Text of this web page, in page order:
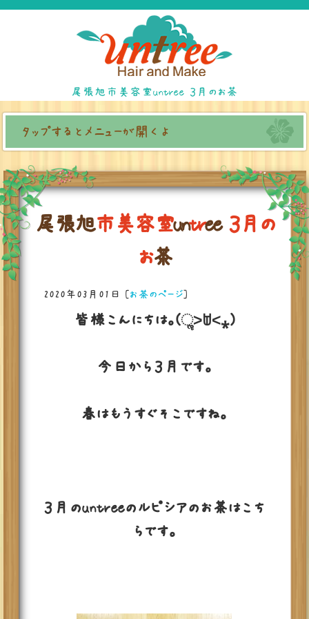
尾張旭市美容室untree ３月のお茶
タップするとメニューが開くよ
尾張旭市美容室untree ３月 の
お茶
2020年03月01日 [お茶のページ]
皆様こんにちは。(ૢ˃ꌂ˂⁎)
今日から３月です。
春はもうすぐそこですね。
３月のuntreeのルピシアのお茶はこち
らです。